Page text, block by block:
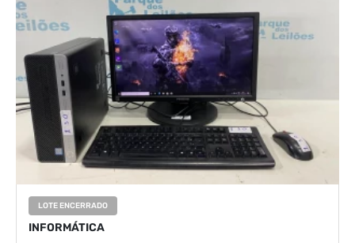
LOTE ENCERRADO
INFORMÁTICA